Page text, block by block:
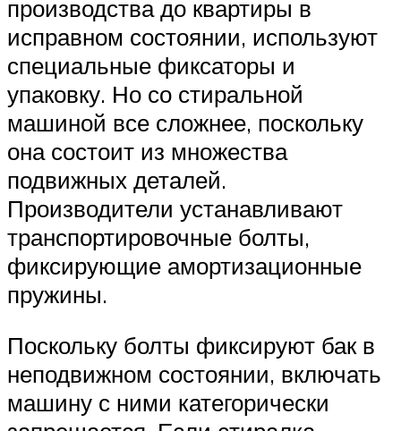
производства до квартиры в
исправном состоянии, используют
специальные фиксаторы и
упаковку. Но со стиральной
машиной все сложнее, поскольку
она состоит из множества
подвижных деталей.
Производители устанавливают
транспортировочные болты,
фиксирующие амортизационные
пружины.
Поскольку болты фиксируют бак в
неподвижном состоянии, включать
машину с ними категорически